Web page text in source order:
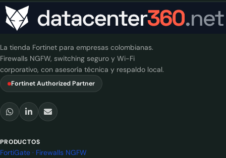
La tienda Fortinet para empresas colombianas.
Firewalls NGFW, switching seguro y Wi-Fi
corporativo, con asesoría técnica y respaldo local.
Fortinet Authorized Partner
PRODUCTOS
FortiGate · Firewalls NGFW